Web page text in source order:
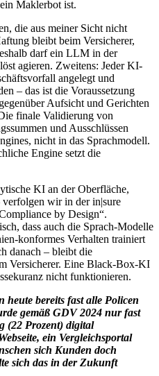
Maklerbot ist.
die aus meiner Sicht nicht
bleibt beim Versicherer,
darf ein LLM in der
agieren. Zweitens: Jeder KI-
angelegt und
– das ist die Voraussetzung
Aufsicht und Gerichten
finale Validierung von
und Ausschlüssen
nicht in das Sprachmodell.
Engine setzt die
KI an der Oberfläche,
wir in der in|sure
by Design“.
dass auch die Sprach-Modelle
konformes Verhalten trainiert
danach – bleibt die
Versicherer. Eine Black-Box-KI
nicht funktionieren.
heute bereits fast alle Policen
gemäß GDV 2024 nur fast
(22 Prozent) digital
ein Vergleichsportal
sich Kunden doch
sich das in der Zukunft